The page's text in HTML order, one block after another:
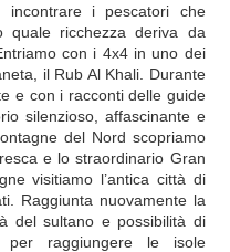
i pescatori che
ricchezza deriva da
con i 4x4 in uno dei
il Rub Al Khali. Durante
e con i racconti delle guide
silenzioso, affascinante e
del Nord scopriamo
e lo straordinario Gran
visitiamo l’antica città di
Raggiunta nuovamente la
del sultano e possibilità di
raggiungere le isole